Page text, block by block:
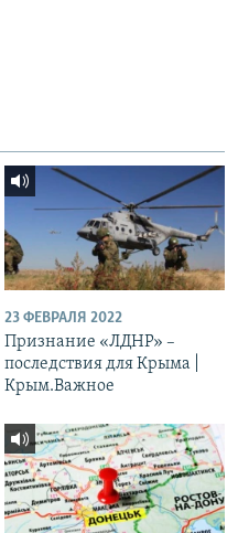
23 ФЕВРАЛЯ 2022
Признание «ЛДНР» –
последствия для Крыма |
Крым.Важное